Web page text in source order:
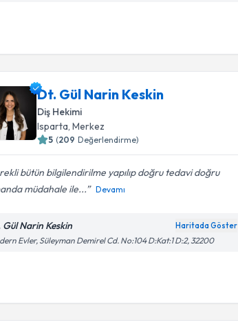
Dt. Gül Narin Keskin
Diş Hekimi
Isparta , Merkez
5 (209 Değerlendirme)
bütün bilgilendirilme yapılıp doğru tedavi doğru
müdahale ile...
Devamı
Gül Narin Keskin Haritada Göster
Evler, Süleyman Demirel Cd. No:104 D:Kat:1 D:2, 32200